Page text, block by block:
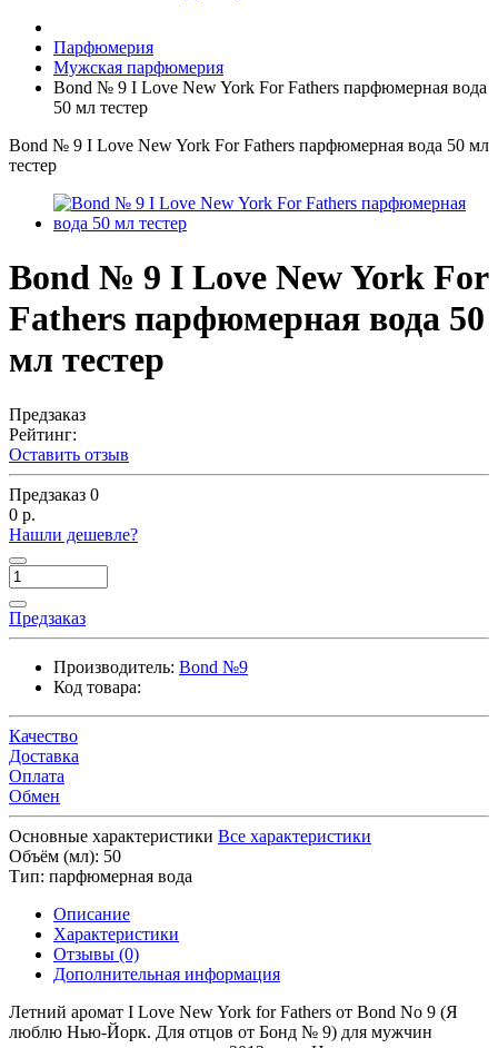
Парфюмерия
Мужская парфюмерия
Bond № 9 I Love New York For Fathers парфюмерная вода
50 мл тестер
Bond № 9 I Love New York For Fathers парфюмерная вода 50 мл
тестер
Bond № 9 I Love New York For
Fathers парфюмерная вода 50
мл тестер
Предзаказ
Рейтинг:
Оставить отзыв
Предзаказ 0
0 р.
Нашли дешевле?
Предзаказ
Производитель: Bond №9
Код товара:
Качество
Доставка
Оплата
Обмен
Основные характеристики Все характеристики
Объём (мл): 50
Тип: парфюмерная вода
Описание
Характеристики
Отзывы (0)
Дополнительная информация
Летний аромат I Love New York for Fathers от Bond No 9 (Я
люблю Нью-Йорк. Для отцов от Бонд № 9) для мужчин